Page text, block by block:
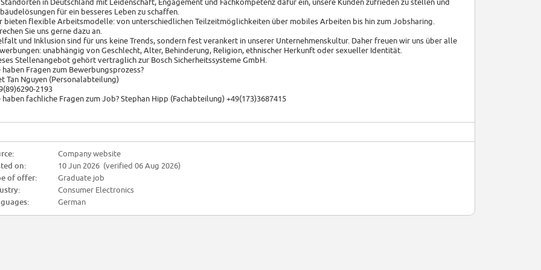
für ein besseres Leben zu schaffen.
bieten flexible Arbeitsmodelle: von unterschiedlichen Teilzeitmöglichkeiten über mobiles Arbeiten bis hin zum Jobsharing.
Sie uns gerne dazu an.
und Inklusion sind für uns keine Trends, sondern fest verankert in unserer Unternehmenskultur. Daher freuen wir uns über alle
unabhängig von Geschlecht, Alter, Behinderung, Religion, ethnischer Herkunft oder sexueller Identität.
Stellenangebot gehört vertraglich zur Bosch Sicherheitssysteme GmbH.
haben Fragen zum Bewerbungsprozess?
Tan Nguyen (Personalabteilung)
2193
haben fachliche Fragen zum Job? Stephan Hipp (Fachabteilung) +49(173)3687415
Company website
on:
10 Jun 2026 (verified 06 Aug 2026)
of offer:
Graduate job
Consumer Electronics
German